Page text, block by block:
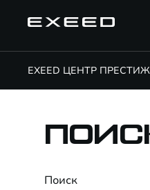
EXEED ЦЕНТР